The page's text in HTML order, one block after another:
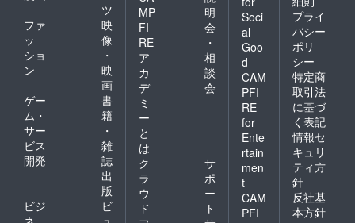
ツ
ファ
ッ
ショ
ン
映
像
・
映
画
ゲー
ム・
サー
ビス
開発
書
籍
・
雑
誌
出
版
ビジ
ビ
MP
FI
RE
ア
カ
デ
ミ
ー
と
は
明
会
・
相
談
会
ク
ラ
ウ
ド
サ
ポ
ー
ト
Soci
al
Goo
d
CAM
PFI
RE
for
Ente
rtain
men
t
CAM
PFI
プライ
バシー
ポリ
シー
特定商
取引法
に基づ
く表記
情報セ
キュリ
ティ方
針
反社基
本方針